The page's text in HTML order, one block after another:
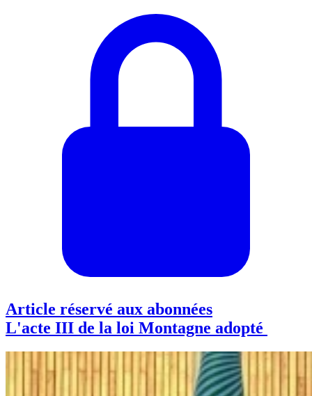
Article réservé aux abonnées
L'acte III de la loi Montagne adopté